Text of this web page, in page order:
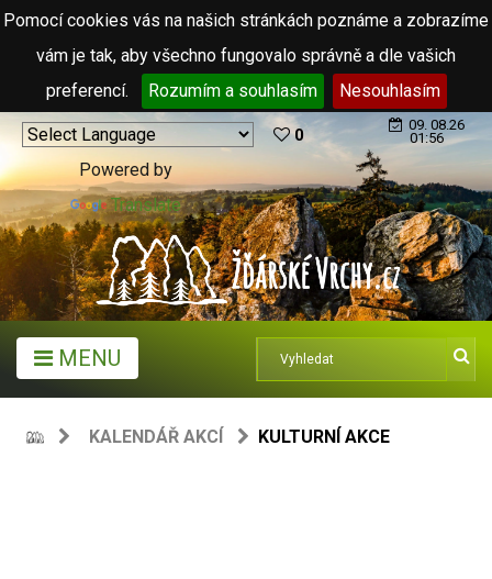
Pomocí cookies vás na našich stránkách poznáme a zobrazíme
vám je tak, aby všechno fungovalo správně a dle vašich
preferencí.
Rozumím a souhlasím Nesouhlasím
Powered by
Translate
0
09. 08.26
01:56
MENU
KALENDÁŘ AKCÍ KULTURNÍ AKCE